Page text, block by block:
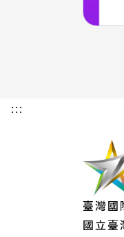
:::
臺灣國
國立臺